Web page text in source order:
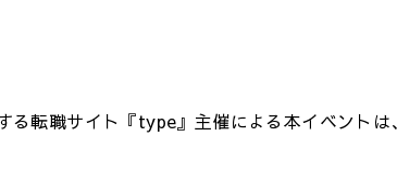
る転職サイト『type』主催による本イベント